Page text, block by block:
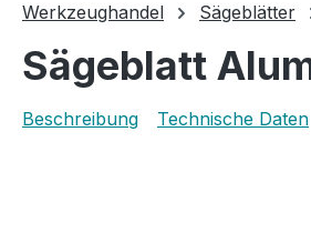
Werkzeughandel Sägeblätter
Sägeblatt
Beschreibung Technische Daten